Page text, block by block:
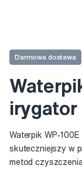
Darmowa dostawa
irygator
Waterpik WP-
skuteczniejszy w
metod